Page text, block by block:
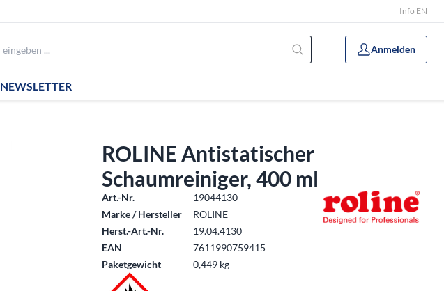
Info EN
Anmelden
NEWSLETTER
ROLINE Antistatischer
Schaumreiniger, 400 ml
Art.-Nr.
19044130
Marke / Hersteller
ROLINE
Herst.-Art.-Nr.
19.04.4130
EAN
7611990759415
Paketgewicht
0,449 kg